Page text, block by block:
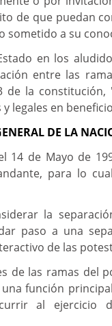
de que puedan
sometido a su
en los
entre las
de la
y legales en
DE LA
14 de Mayo de
para lo
la
paso a una
de las
de las ramas del
función
al ejercicio